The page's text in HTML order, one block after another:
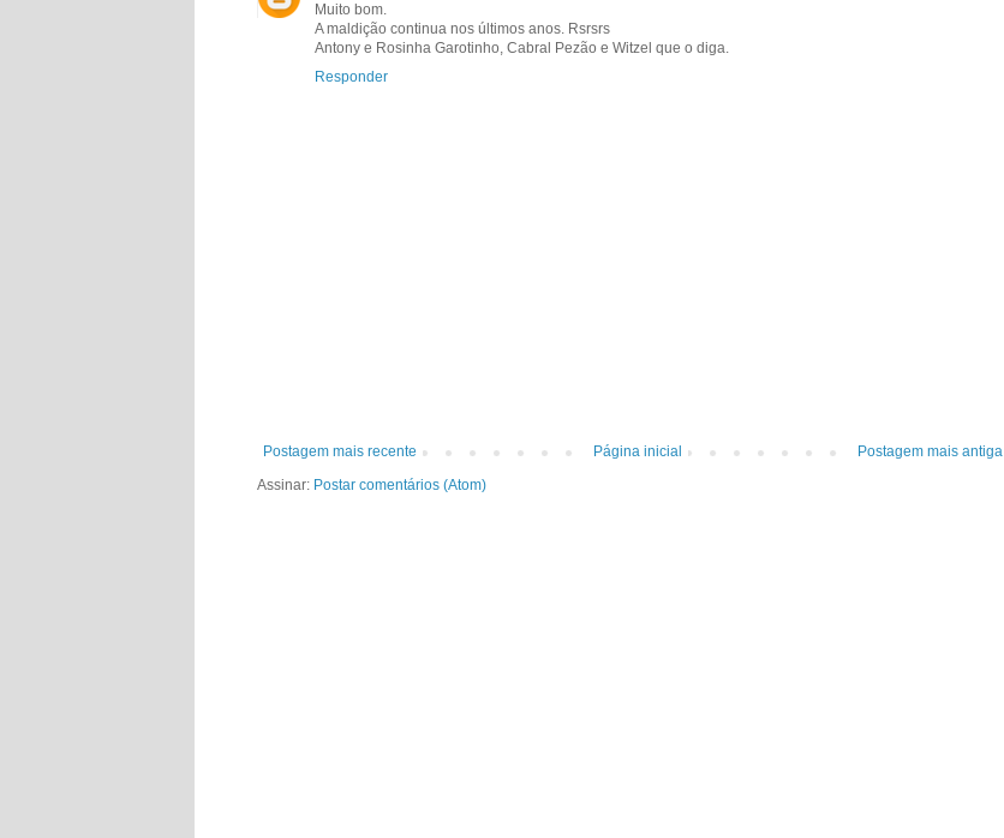
Muito bom.
A maldição continua nos últimos anos. Rsrsrs
Antony e Rosinha Garotinho, Cabral Pezão e Witzel que o diga.
Responder
Postagem mais recente Postagem mais antiga
Página inicial
Assinar: Postar comentários (Atom)